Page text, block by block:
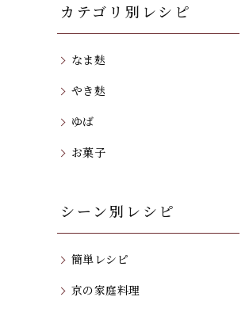
カテゴリ別レシピ
なま麸
やき麸
ゆば
お菓子
シーン別レシピ
簡単レシピ
京の家庭料理